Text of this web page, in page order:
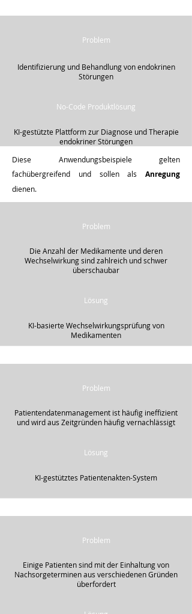
Problem
Identifizierung und Behandlung von endokrinen
Störungen
No-Code Produktlösung
KI-gestützte Plattform zur Diagnose und Therapie
endokriner Störungen
Diese Anwendungsbeispiele gelten
fachübergreifend und sollen als Anregung
dienen.
Problem
Die Anzahl der Medikamente und deren
Wechselwirkung sind zahlreich und schwer
überschaubar
Lösung
KI-basierte Wechselwirkungsprüfung von
Medikamenten
Problem
Patientendatenmanagement ist häufig ineffizient
und wird aus Zeitgründen häufig vernachlässigt
Lösung
KI-gestütztes Patientenakten-System
Problem
Einige Patienten sind mit der Einhaltung von
Nachsorgeterminen aus verschiedenen Gründen
überfordert